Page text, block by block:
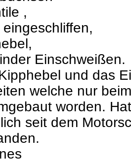
,
Einschweißen.
und das
welche nur
worden.
seit dem